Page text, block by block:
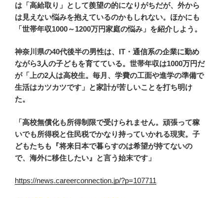
は「高給取り」として羨望の的になりがちだが、外から
は見えない悩みを抱えているのかもしれない。ほかにも
「世帯年収1000～1200万円家庭の悩み」を紹介しよう。
神奈川県の40代後半の男性は、IT・通信系の企業に勤め
ながら3人の子どもを育てている。世帯年収は1000万円だ
が「上の2人は高校生。毎月、学費の工面や進学の準備で
生活はカツカツです」と家計が苦しいことを打ち明け
た。
「高校無償化も所得制限で受けられません。頑張って稼
いでも所得税と住民税でかなり持っていかれる現実。子
どもたちも『将来日本で暮らすのは希望が持てないの
で、海外に移住したい』と言う始末です」
https://news.careerconnection.jp/?p=107711